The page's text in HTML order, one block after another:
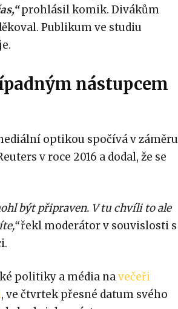
prohlásil komik. Divákům
Publikum ve studiu
nástupcem
optikou spočívá v záměru
v roce 2016 a dodal, že se
být připraven. V tu chvíli to ale
řekl moderátor v souvislosti s
politiky a média navečeři
, ve čtvrtek přesné datum svého